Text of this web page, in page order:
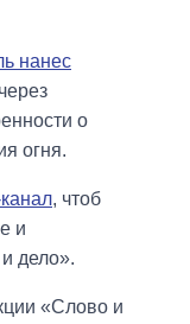
нанес
через
о
огня.
, чтоб
и
дело».
«Слово и